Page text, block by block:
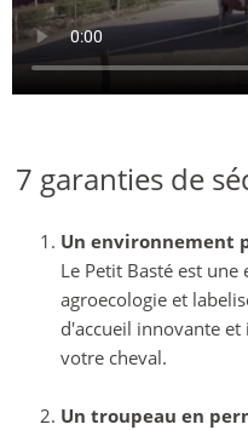
7 garanties de
Un environnement
Le Petit Basté est
agroecologie et
d'accueil innovante
votre cheval.
Un troupeau en